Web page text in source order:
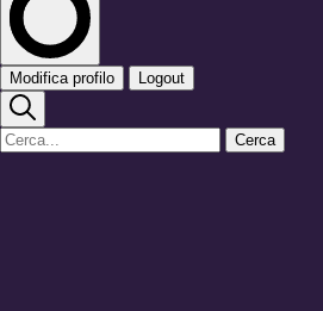
Modifica profilo Logout
Cerca